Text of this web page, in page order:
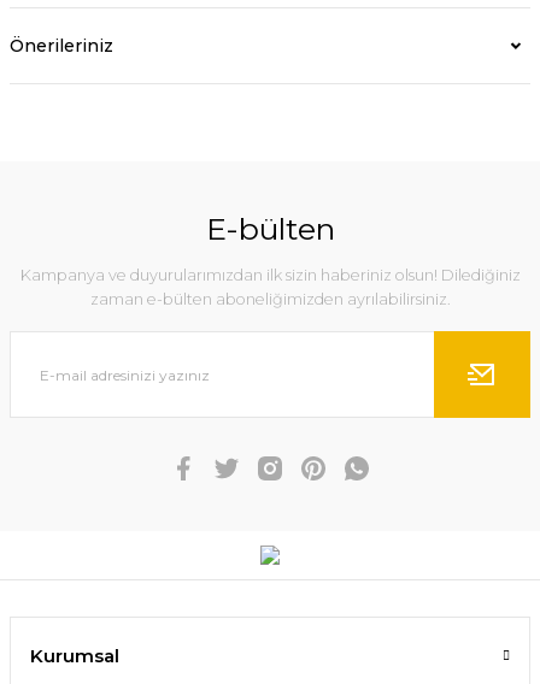
Önerileriniz
E-bülten
Kampanya ve duyurularımızdan ilk sizin haberiniz olsun! Dilediğiniz
zaman e-bülten aboneliğimizden ayrılabilirsiniz.
Kurumsal